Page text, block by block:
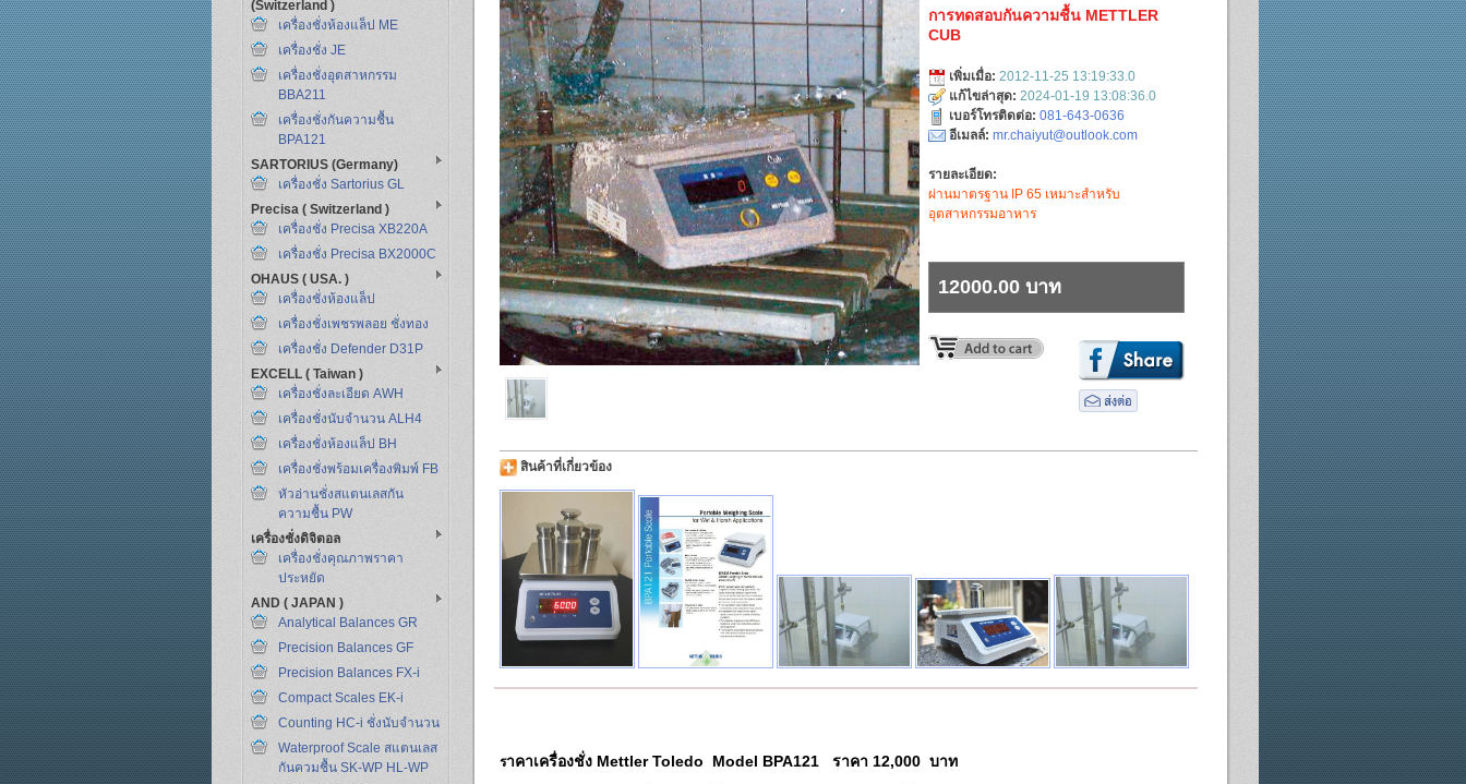
(Switzerland )
เครื่องชั่งห้องแล็ป ME
เครื่องชั่ง JE
เครื่องชั่งอุตสาหกรรม
BBA211
เครื่องชั่งกันความชื้น
BPA121
SARTORIUS (Germany)
เครื่องชั่ง Sartorius GL
Precisa ( Switzerland )
เครื่องชั่ง Precisa XB220A
เครื่องชั่ง Precisa BX2000C
OHAUS ( USA. )
เครื่องชั่งห้องแล็ป
เครื่องชั่งเพชรพลอย ชั่งทอง
เครื่องชั่ง Defender D31P
EXCELL ( Taiwan )
เครื่องชั่งละเอียด AWH
เครื่องชั่งนับจำนวน ALH4
เครื่องชั่งห้องแล็ป BH
เครื่องชั่งพร้อมเครื่องพิมพ์ FB
หัวอ่านชั่งสแตนเลสกัน
ความชื้น PW
เครื่องชั่งดิจิตอล
เครื่องชั่งคุณภาพราคา
ประหยัด
AND ( JAPAN )
Analytical Balances GR
Precision Balances GF
Precision Balances FX-i
Compact Scales EK-i
Counting HC-i ชั่งนับจำนวน
Waterproof Scale สแตนเลส
กันควมชื้น SK-WP HL-WP
การทดสอบกันความชื้น METTLER
CUB
เพิ่มเมื่อ: 2012-11-25 13:19:33.0
แก้ไขล่าสุด: 2024-01-19 13:08:36.0
เบอร์โทรติดต่อ: 081-643-0636
อีเมลล์: mr.chaiyut@outlook.com
รายละเอียด:
ผ่านมาตรฐาน IP 65 เหมาะสำหรับ
อุตสาหกรรมอาหาร
12000.00 บาท
สินค้าที่เกี่ยวข้อง
ราคาเครื่องชั่ง Mettler Toledo Model BPA121 ราคา 12,000 บาท